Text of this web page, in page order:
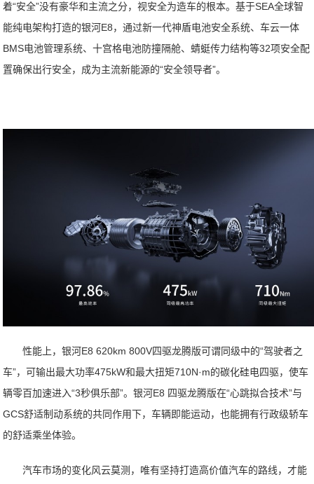
着“安全”没有豪华和主流之分，视安全为造车的根本。基于SEA全球智
能纯电架构打造的银河E8，通过新一代神盾电池安全系统、车云一体
BMS电池管理系统、十宫格电池防撞隔舱、蜻蜓传力结构等32项安全配
置确保出行安全，成为主流新能源的“安全领导者”。
性能上，银河E8 620km 800V四驱龙腾版可谓同级中的“驾驶者之
车”，可输出最大功率475kW和最大扭矩710N·m的碳化硅电四驱，使车
辆零百加速进入“3秒俱乐部”。银河E8 四驱龙腾版在“心跳拟合技术”与
GCS舒适制动系统的共同作用下，车辆即能运动，也能拥有行政级轿车
的舒适乘坐体验。
汽车市场的变化风云莫测，唯有坚持打造高价值汽车的路线，才能